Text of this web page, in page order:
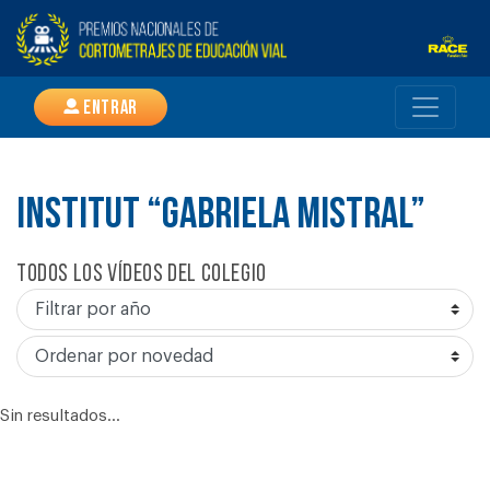
Entrar
INSTITUT “GABRIELA MISTRAL”
Todos los vídeos del colegio
Sin resultados...